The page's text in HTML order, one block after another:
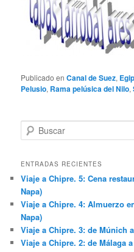
Publicado en Canal de Suez,
Pelusio, Rama pelúsica del Nilo,
u
c
r
ENTRADAS RECIENTES
Viaje a Chipre. 5: Cena
Napa)
Viaje a Chipre. 4: Almuerzo
Napa)
Viaje a Chipre. 3: de Múnich
Viaje a Chipre. 2: de Málaga